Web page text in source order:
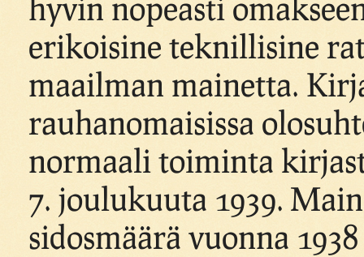
hyvin nopeasti
erikoisine teknillisine
maailman mainetta.
rauhanomaisissa
normaali toiminta
7. joulukuuta 1939.
sidosmäärä vuonna